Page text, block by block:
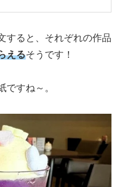
すると、それぞれの作品
えるそうです！
すね～。